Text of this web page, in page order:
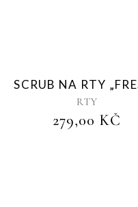
SCRUB NA RTY
RTY
279,00 KČ